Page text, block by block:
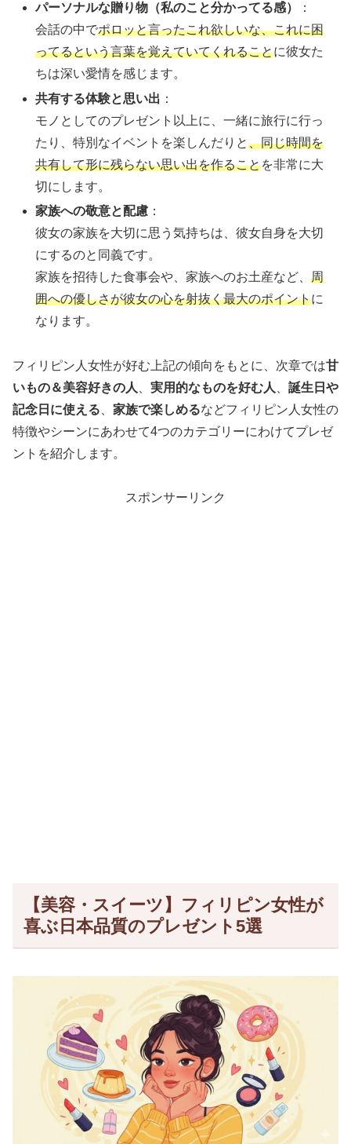
パーソナルな贈り物（私のこと分かってる感）
：
会話の中でポロッと言ったこれ欲しいな、これに困
ってるという言葉を覚えていてくれることに彼女た
ちは深い愛情を感じます。
共有する体験と思い出 ：
モノとしてのプレゼント以上に、一緒に旅行に行っ
たり、特別なイベントを楽しんだりと、同じ時間を
共有して形に残らない思い出を作ることを非常に大
切にします。
家族への敬意と配慮 ：
彼女の家族を大切に思う気持ちは、彼女自身を大切
にするのと同義です。
家族を招待した食事会や、家族へのお土産など、周
囲への優しさが彼女の心を射抜く最大のポイントに
なります。
フィリピン人女性が好む上記の傾向をもとに、次章では甘
いもの＆美容好きの人
実用的なものを好む人
誕生日や
記念日に使える
家族で楽しめるなどフィリピン人女性の
特徴やシーンにあわせて4つのカテゴリーにわけてプレゼ
ントを紹介します。
スポンサーリンク
【美容・スイーツ】フィリピン女性が
喜ぶ日本品質のプレゼント5選